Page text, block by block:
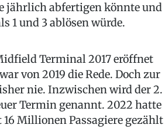
jährlich abfertigen könnte und
1 und 3 ablösen würde.
Terminal 2017 eröffnet
von 2019 die Rede. Doch zur
nie. Inzwischen wird der 2.
Termin genannt. 2022 hatte
Millionen Passagiere